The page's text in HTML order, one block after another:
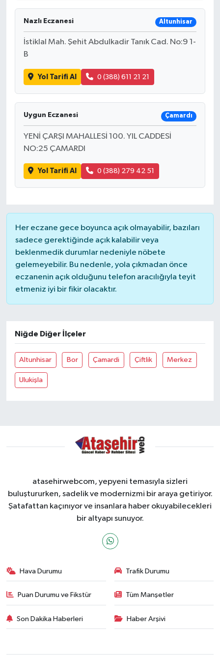
Nazlı Eczanesi Altunhisar
İstiklal Mah. Şehit Abdulkadir Tanık Cad. No:9 1-
B
Yol Tarifi Al 0 (388) 611 21 21
Uygun Eczanesi Çamardı
YENİ ÇARŞI MAHALLESİ 100. YIL CADDESİ
NO:25 ÇAMARDI
Yol Tarifi Al 0 (388) 279 42 51
Her eczane gece boyunca açık olmayabilir, bazıları
sadece gerektiğinde açık kalabilir veya
beklenmedik durumlar nedeniyle nöbete
gelemeyebilir. Bu nedenle, yola çıkmadan önce
eczanenin açık olduğunu telefon aracılığıyla teyit
etmeniz iyi bir fikir olacaktır.
Niğde Diğer İlçeler
Altunhisar Bor Çamardi Çiftlik Merkez
Ulukişla
atasehirwebcom, yepyeni temasıyla sizleri
buluştururken, sadelik ve modernizmi bir araya getiriyor.
Şatafattan kaçınıyor ve insanlara haber okuyabilecekleri
bir altyapı sunuyor.
Hava Durumu Trafik Durumu
Puan Durumu ve Fikstür Tüm Manşetler
Son Dakika Haberleri Haber Arşivi